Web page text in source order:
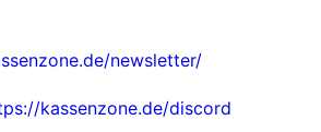
newsletter/
kassenzone.de/discord